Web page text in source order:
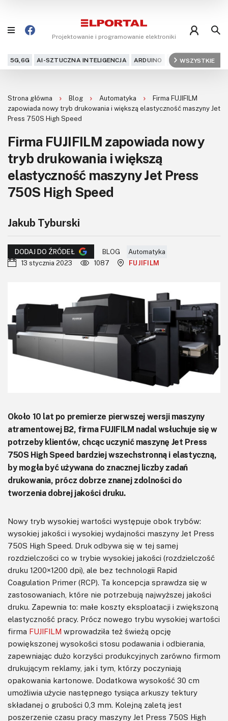
Projektowanie i programowanie elektroniki
5G,6G AI-SZTUCZNA INTELIGENCJA ARDUINO ARM AUDIO
WSZYSTKIE
Projekty
DIY+
Czytelnia
KITy AVT
Kontakt
Magazyny
Archiwum
Strona główna Blog Automatyka
Firma FUJIFILM
zapowiada nowy tryb drukowania i większą elastyczność maszyny Jet
Press 750S High Speed
Firma FUJIFILM zapowiada nowy
tryb drukowania i większą
elastyczność maszyny Jet Press
750S High Speed
Jakub Tyburski
DODAJ DO ŹRÓDEŁ BLOG
Automatyka
13 stycznia 2023
1087 FUJIFILM
Około 10 lat po premierze pierwszej wersji maszyny
atramentowej B2, firma FUJIFILM nadal wsłuchuje się w
potrzeby klientów, chcąc uczynić maszynę Jet Press
750S High Speed bardziej wszechstronną i elastyczną,
by mogła być używana do znacznej liczby zadań
drukowania, prócz dobrze znanej zdolności do
tworzenia dobrej jakości druku.
Nowy tryb wysokiej wartości występuje obok trybów:
wysokiej jakości i wysokiej wydajności maszyny Jet Press
750S High Speed. Druk odbywa się w tej samej
rozdzielczości co w trybie wysokiej jakości (rozdzielczość
druku 1200×1200 dpi), ale bez technologii Rapid
Coagulation Primer (RCP). Ta koncepcja sprawdza się w
zastosowaniach, które nie potrzebują najwyższej jakości
druku. Zapewnia to: małe koszty eksploatacji i zwiększoną
elastyczność pracy. Prócz nowego trybu wysokiej wartości
firma FUJIFILM wprowadziła też świeżą opcję
powiększonej wysokości stosu podawania i odbierania,
zapewniając dużo korzyści produkcyjnych zarówno firmom
drukującym reklamy, jak i tym, którzy poczyniają
opakowania kartonowe. Dodatkowa wysokość 30 cm
umożliwia użycie następnego tysiąca arkuszy tektury
składanej o grubości 0,3 mm. Kolejną zaletą jest
poszerzenie czasu pracy maszyny Jet Press 750S High